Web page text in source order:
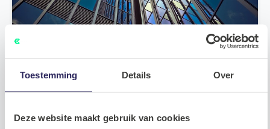
Toestemming Details Over
Deze website maakt gebruik van cookies